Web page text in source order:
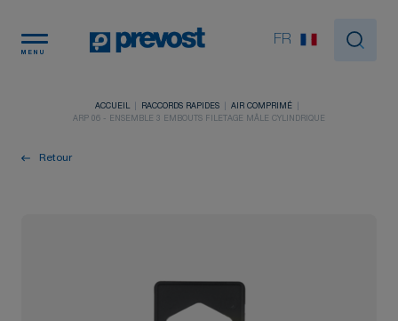
MENU
FR
ACCUEIL RACCORDS RAPIDES
AIR COMPRIMÉ
ARP 06 - ENSEMBLE 3 EMBOUTS FILETAGE MÂLE CYLINDRIQUE
Retour